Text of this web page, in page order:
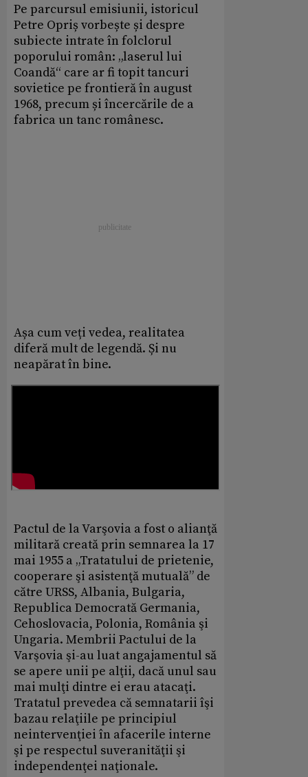
Pe parcursul emisiunii, istoricul
Petre Opriș vorbește și despre
subiecte intrate în folclorul
poporului român: „laserul lui
Coandă“ care ar fi topit tancuri
sovietice pe frontieră în august
1968, precum și încercările de a
fabrica un tanc românesc.
Așa cum veți vedea, realitatea
diferă mult de legendă. Și nu
neapărat în bine.
Pactul de la Varşovia a fost o alianţă
militară creată prin semnarea la 17
mai 1955 a „Tratatului de prietenie,
cooperare şi asistenţă mutuală” de
către URSS, Albania, Bulgaria,
Republica Democrată Germania,
Cehoslovacia, Polonia, România şi
Ungaria. Membrii Pactului de la
Varşovia şi-au luat angajamentul să
se apere unii pe alţii, dacă unul sau
mai mulţi dintre ei erau atacaţi.
Tratatul prevedea că semnatarii îşi
bazau relaţiile pe principiul
neintervenţiei în afacerile interne
şi pe respectul suveranităţii şi
independenţei naţionale.